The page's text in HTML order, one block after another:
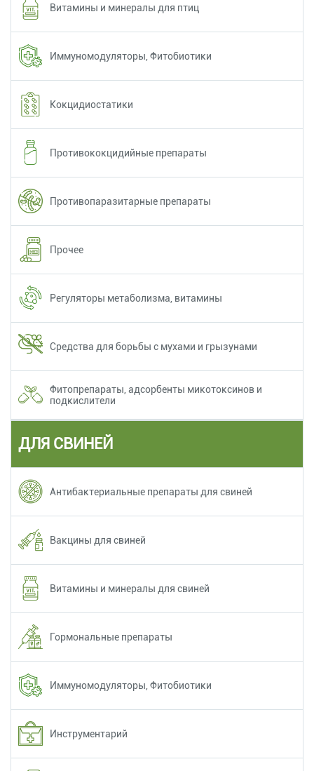
Витамины и минералы для птиц
Иммуномодуляторы, Фитобиотики
Кокцидиостатики
Противококцидийные препараты
Противопаразитарные препараты
Прочее
Регуляторы метаболизма, витамины
Средства для борьбы с мухами и грызунами
Фитопрепараты, адсорбенты микотоксинов и
подкислители
ДЛЯ СВИНЕЙ
Антибактериальные препараты для свиней
Вакцины для свиней
Витамины и минералы для свиней
Гормональные препараты
Иммуномодуляторы, Фитобиотики
Инструментарий